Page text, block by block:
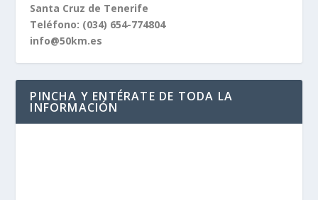
Santa Cruz de Tenerife
Teléfono: (034) 654-774804
info@50km.es
PINCHA Y ENTÉRATE DE TODA LA
INFORMACIÓN